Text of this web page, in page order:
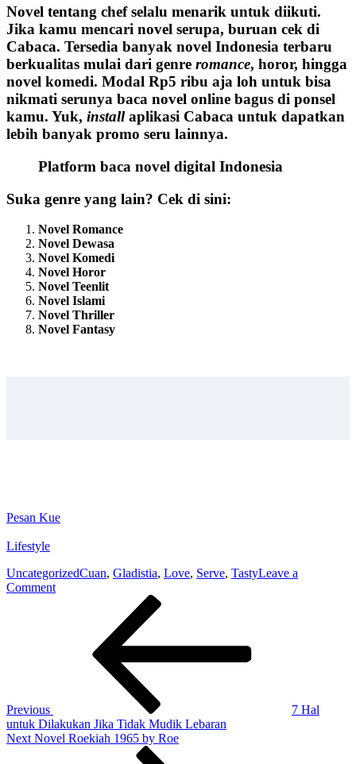
Novel tentang chef selalu menarik untuk diikuti.
Jika kamu mencari novel serupa, buruan cek di
Cabaca. Tersedia banyak novel Indonesia terbaru
berkualitas mulai dari genre romance, horor, hingga
novel komedi. Modal Rp5 ribu aja loh untuk bisa
nikmati serunya baca novel online bagus di ponsel
kamu. Yuk, installaplikasi Cabaca untuk dapatkan
lebih banyak promo seru lainnya.
Platform baca novel digital Indonesia
Suka genre yang lain? Cek di sini:
Novel Romance
Novel Dewasa
Novel Komedi
Novel Horor
Novel Teenlit
Novel Islami
Novel Thriller
Novel Fantasy
Pesan Kue
Lifestyle
UncategorizedCuan, Gladistia, Love, Serve, TastyLeave a
Commenton
Gladistia
Cuan
Previous
7 Hal
untuk Dilakukan Jika Tidak Mudik Lebaran
Next
Next Novel Roekiah 1965 by Roe